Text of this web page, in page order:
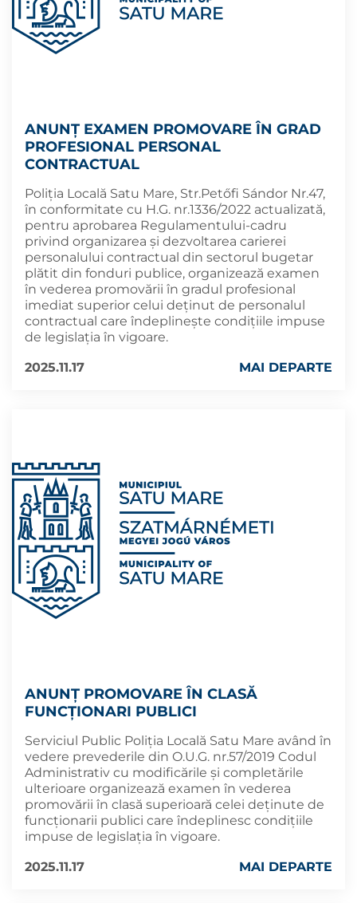
ANUNȚ EXAMEN PROMOVARE ÎN GRAD
PROFESIONAL PERSONAL
CONTRACTUAL
Poliţia Locală Satu Mare, Str.Petőfi Sándor Nr.47,
în conformitate cu H.G. nr.1336/2022 actualizată,
pentru aprobarea Regulamentului-cadru
privind organizarea și dezvoltarea carierei
personalului contractual din sectorul bugetar
plătit din fonduri publice, organizează examen
în vederea promovării în gradul profesional
imediat superior celui deţinut de personalul
contractual care îndeplinește condițiile impuse
de legislația în vigoare.
2025.11.17
MAI DEPARTE
ANUNȚ PROMOVARE ÎN CLASĂ
FUNCȚIONARI PUBLICI
Serviciul Public Poliția Locală Satu Mare având în
vedere prevederile din O.U.G. nr.57/2019 Codul
Administrativ cu modificările și completările
ulterioare organizează examen în vederea
promovării în clasă superioară celei deținute de
funcționarii publici care îndeplinesc condițiile
impuse de legislația în vigoare.
2025.11.17
MAI DEPARTE